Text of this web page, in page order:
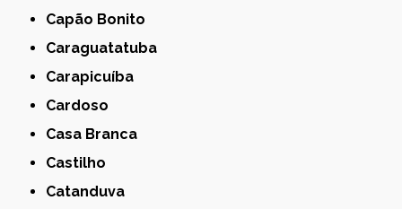
Capão Bonito
Caraguatatuba
Carapicuíba
Cardoso
Casa Branca
Castilho
Catanduva